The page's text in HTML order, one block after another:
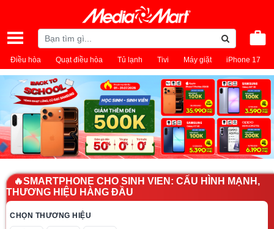
Điều hòa Quạt điều hòa Tủ lạnh Tivi Máy giặt iPhone 17
🔥SMARTPHONE CHO SINH VIEN: CẤU HÌNH MẠNH,
THƯƠNG HIỆU HÀNG ĐẦU
CHỌN THƯƠNG HIỆU